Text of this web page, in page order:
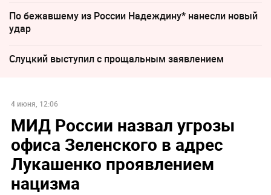
По бежавшему из России Надеждину* нанесли новый
удар
Слуцкий выступил с прощальным заявлением
4 июня, 12:06
МИД России назвал угрозы
офиса Зеленского в адрес
Лукашенко проявлением
нацизма